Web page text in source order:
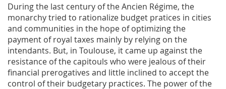
During the last century of the Ancien Régime, the
monarchy tried to rationalize budget pratices in cities
and communities in the hope of optimizing the
payment of royal taxes mainly by relying on the
intendants. But, in Toulouse, it came up against the
resistance of the capitouls who were jealous of their
financial prerogatives and little inclined to accept the
control of their budgetary practices. The power of the